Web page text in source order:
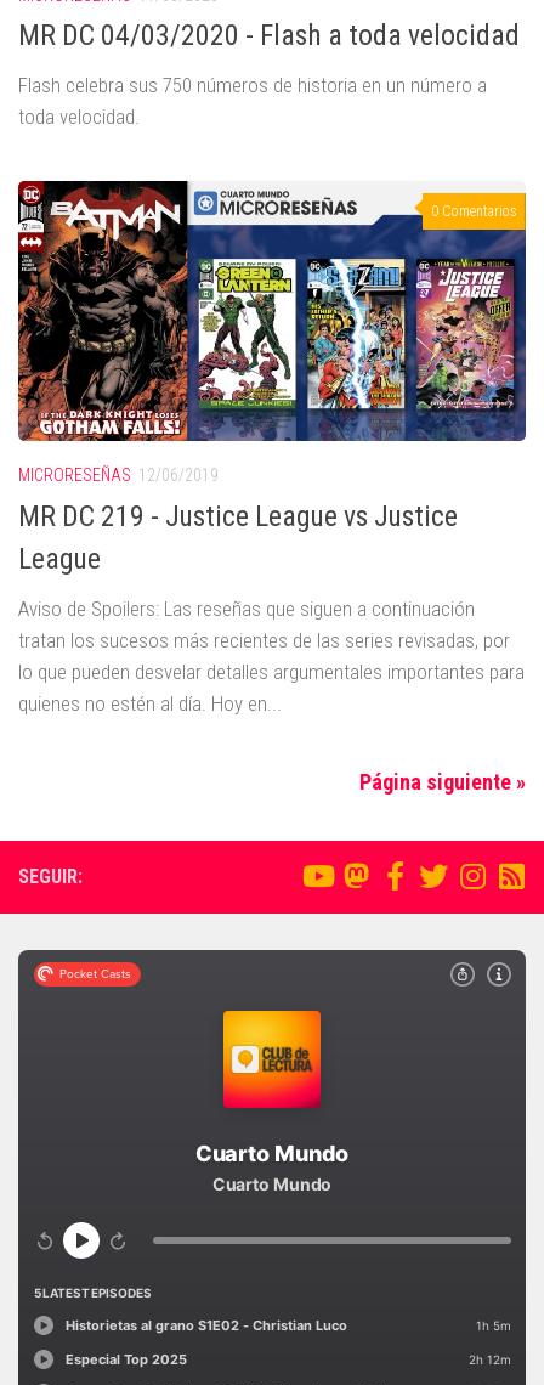
MR DC 04/03/2020 - Flash a toda velocidad
Flash celebra sus 750 números de historia en un número a
toda velocidad.
0 Comentarios
MICRORESEÑAS 12/06/2019
MR DC 219 - Justice League vs Justice
League
Aviso de Spoilers: Las reseñas que siguen a continuación
tratan los sucesos más recientes de las series revisadas, por
lo que pueden desvelar detalles argumentales importantes para
quienes no estén al día. Hoy en...
Página siguiente »
SEGUIR: